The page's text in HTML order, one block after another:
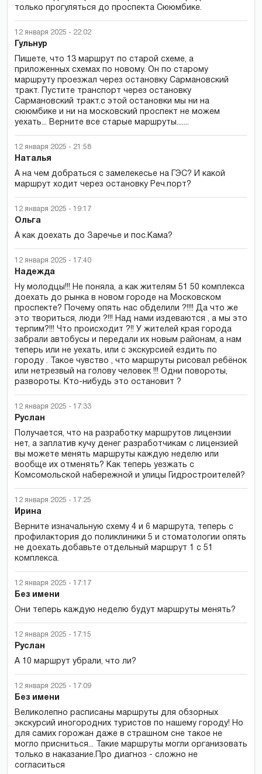
только прогуляться до проспекта Сююмбике.
12 января 2025 - 22:02
Гульнур
Пишете, что 13 маршрут по старой схеме, а
приложенных схемах по новому. Он по старому
маршруту проезжал через остановку Сармановский
тракт. Пустите транспорт через остановку
Сармановский тракт.с этой остановки мы ни на
сююмбике и ни на московский проспект не можем
уехать... Верните все старые маршруты.......
12 января 2025 - 21:58
Наталья
А на чем добраться с замелекесье на ГЭС? И какой
маршрут ходит через остановку Реч.порт?
12 января 2025 - 19:17
Ольга
А как доехать до Заречье и пос.Кама?
12 января 2025 - 17:40
Надежда
Ну молодцы!!! Не поняла, а как жителям 51 50 комплекса
доехать до рынка в новом городе на Московском
проспекте? Почему опять нас обделили ?!!!! Да что же
это твориться, люди ?!!! Над нами издеваются , а мы это
терпим?!!! Что происходит ?!! У жителей края города
забрали автобусы и передали их новым районам, а нам
теперь или не уехать, или с экскурсией ездить по
городу . Такое чувство , что маршруты рисовал ребёнок
или нетрезвый на голову человек !!! Одни повороты,
развороты. Кто-нибудь это остановит ?
12 января 2025 - 17:33
Руслан
Получается, что на разработку маршрутов лицензии
нет, а заплатив кучу денег разработчикам с лицензией
вы можете менять маршруты каждую неделю или
вообще их отменять? Как теперь уезжать с
Комсомольской набережной и улицы Гидростроителей?
12 января 2025 - 17:25
Ирина
Верните изначальную схему 4 и 6 маршрута, теперь с
профилактория до поликлиники 5 и стоматологии опять
не доехать.добавьте отдельный маршрут 1 с 51
комплекса.
12 января 2025 - 17:17
Без имени
Они теперь каждую неделю будут маршруты менять?
12 января 2025 - 17:15
Руслан
А 10 маршрут убрали, что ли?
12 января 2025 - 17:09
Без имени
Великолепно расписаны маршруты для обзорных
экскурсий иногородних туристов по нашему городу! Но
для самих горожан даже в страшном сне такое не
могло присниться... Такие маршруты могли организовать
только в наказание.Про диагноз - сложно не
согласиться